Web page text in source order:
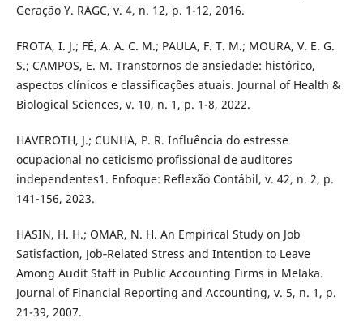
Geração Y. RAGC, v. 4, n. 12, p. 1-12, 2016.
FROTA, I. J.; FÉ, A. A. C. M.; PAULA, F. T. M.; MOURA, V. E. G.
S.; CAMPOS, E. M. Transtornos de ansiedade: histórico,
aspectos clínicos e classificações atuais. Journal of Health &
Biological Sciences, v. 10, n. 1, p. 1-8, 2022.
HAVEROTH, J.; CUNHA, P. R. Influência do estresse
ocupacional no ceticismo profissional de auditores
independentes1. Enfoque: Reflexão Contábil, v. 42, n. 2, p.
141-156, 2023.
HASIN, H. H.; OMAR, N. H. An Empirical Study on Job
Satisfaction, Job‐Related Stress and Intention to Leave
Among Audit Staff in Public Accounting Firms in Melaka.
Journal of Financial Reporting and Accounting, v. 5, n. 1, p.
21-39, 2007.